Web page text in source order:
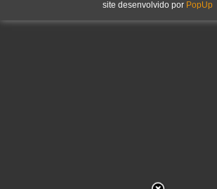
site desenvolvido por PopUp